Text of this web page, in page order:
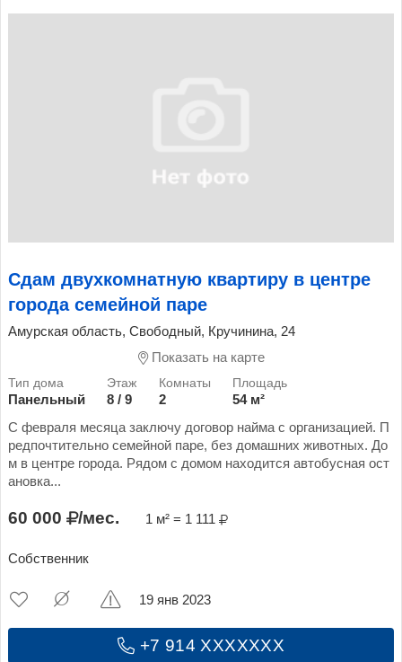
Сдам двухкомнатную квартиру в центре
города семейной паре
Амурская область, Свободный, Кручинина, 24
Показать на карте
Панельный 8 / 9 2
54 м²
С февраля месяца заключу договор найма с организацией. П
редпочтительно семейной паре, без домашних животных. До
м в центре города. Рядом с домом находится автобусная ост
ановка...
60 000 /мес. 1 м² = 1 111
Собственник
+7 914 XXXXXXX
19 янв 2023